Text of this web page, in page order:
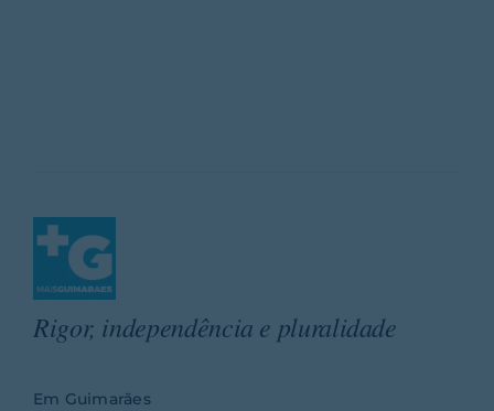
Rigor, independência e pluralidade
Em Guimarães